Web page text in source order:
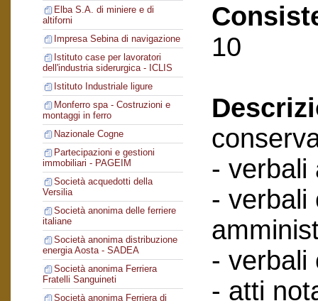
Elba S.A. di miniere e di
altiforni
Impresa Sebina di navigazione
Istituto case per lavoratori
dell'industria siderurgica - ICLIS
Istituto Industriale ligure
Monferro spa - Costruzioni e
montaggi in ferro
Nazionale Cogne
Partecipazioni e gestioni
immobiliari - PAGEIM
Società acquedotti della
Versilia
Società anonima delle ferriere
italiane
Società anonima distribuzione
energia Aosta - SADEA
Società anonima Ferriera
Fratelli Sanguineti
Società anonima Ferriera di
10
- verbali
- verbali
- verbali
- atti